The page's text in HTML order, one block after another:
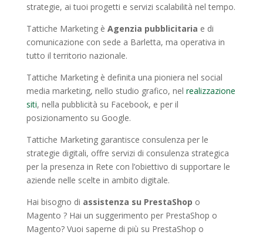
strategie, ai tuoi progetti e servizi scalabilità nel tempo.
Tattiche Marketing è Agenzia pubblicitaria e di
comunicazione con sede a Barletta, ma operativa in
tutto il territorio nazionale.
Tattiche Marketing è definita una pioniera nel social
media marketing, nello studio grafico, nel realizzazione
siti, nella pubblicità su Facebook, e per il
posizionamento su Google.
Tattiche Marketing garantisce consulenza per le
strategie digitali, offre servizi di consulenza strategica
per la presenza in Rete con l’obiettivo di supportare le
aziende nelle scelte in ambito digitale.
Hai bisogno di assistenza su PrestaShop o
Magento ? Hai un suggerimento per PrestaShop o
Magento? Vuoi saperne di più su PrestaShop o